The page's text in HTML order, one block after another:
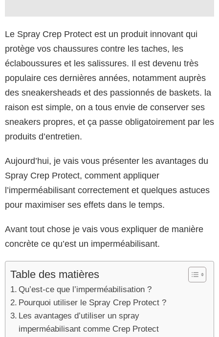
Le Spray Crep Protect est un produit innovant qui
protège vos chaussures contre les taches, les
éclaboussures et les salissures. Il est devenu très
populaire ces dernières années, notamment auprès
des sneakersheads et des passionnés de baskets. la
raison est simple, on a tous envie de conserver ses
sneakers propres, et ça passe obligatoirement par les
produits d’entretien.
Aujourd’hui, je vais vous présenter les avantages du
Spray Crep Protect, comment appliquer
l’imperméabilisant correctement et quelques astuces
pour maximiser ses effets dans le temps.
Avant tout chose je vais vous expliquer de manière
concrète ce qu’est un imperméabilisant.
Table des matières
Qu’est-ce que l’imperméabilisation ?
Pourquoi utiliser le Spray Crep Protect ?
Les avantages d’utiliser un spray
imperméabilisant comme Crep Protect